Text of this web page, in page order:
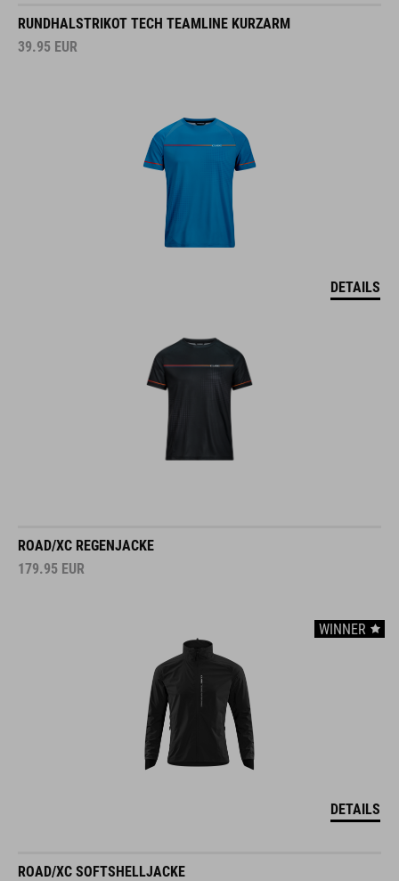
RUNDHALSTRIKOT TECH TEAMLINE KURZARM
39.95 EUR
DETAILS
ROAD/XC REGENJACKE
179.95 EUR
WINNER
DETAILS
ROAD/XC SOFTSHELLJACKE